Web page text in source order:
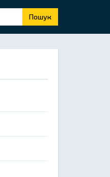
Пошук